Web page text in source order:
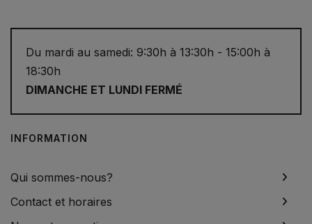
Du mardi au samedi: 9:30h à 13:30h - 15:00h à
18:30h
DIMANCHE ET LUNDI FERMÉ
INFORMATION
Qui sommes-nous?
Contact et horaires